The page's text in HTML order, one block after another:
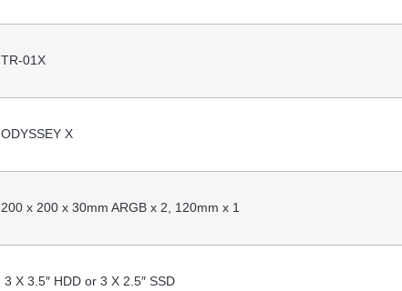
TR-01X
ODYSSEY X
200 x 200 x 30mm ARGB x 2, 120mm x 1
3 X 3.5″ HDD or 3 X 2.5″ SSD